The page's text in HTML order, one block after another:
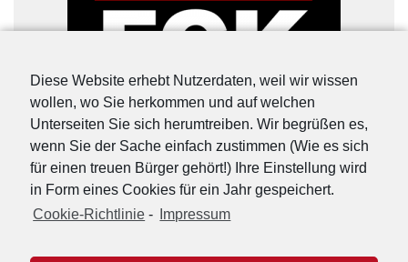
Diese Website erhebt Nutzerdaten, weil wir wissen
wollen, wo Sie herkommen und auf welchen
Unterseiten Sie sich herumtreiben. Wir begrüßen es,
wenn Sie der Sache einfach zustimmen (Wie es sich
für einen treuen Bürger gehört!) Ihre Einstellung wird
in Form eines Cookies für ein Jahr gespeichert.
Cookie-Richtlinie - Impressum